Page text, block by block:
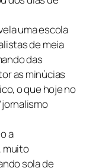
uma escola
de meia
das
as minúcias
o que hoje no
a
muito
sola de